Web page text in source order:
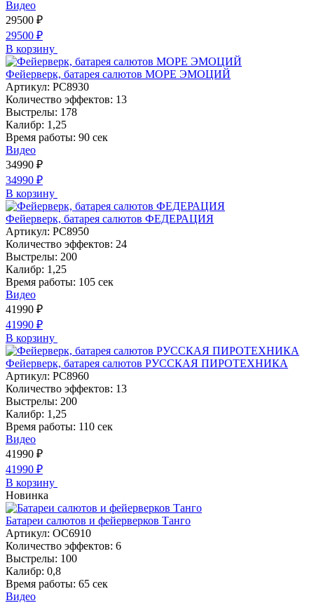
Видео
29500 ₽
29500 ₽
В корзину
Фейерверк, батарея салютов МОРЕ ЭМОЦИЙ
Артикул: РС8930
Количество эффектов: 13
Выстрелы: 178
Калибр: 1,25
Время работы: 90 сек
Видео
34990 ₽
34990 ₽
В корзину
Фейерверк, батарея салютов ФЕДЕРАЦИЯ
Артикул: РС8950
Количество эффектов: 24
Выстрелы: 200
Калибр: 1,25
Время работы: 105 сек
Видео
41990 ₽
41990 ₽
В корзину
Фейерверк, батарея салютов РУССКАЯ ПИРОТЕХНИКА
Артикул: РС8960
Количество эффектов: 13
Выстрелы: 200
Калибр: 1,25
Время работы: 110 сек
Видео
41990 ₽
41990 ₽
В корзину
Новинка
Батареи салютов и фейерверков Танго
Артикул: ОС6910
Количество эффектов: 6
Выстрелы: 100
Калибр: 0,8
Время работы: 65 сек
Видео